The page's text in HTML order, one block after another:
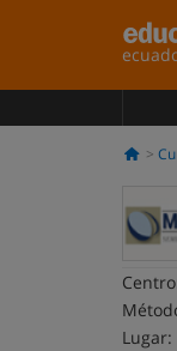
Lugar: